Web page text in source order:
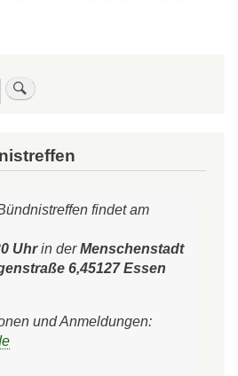
findet am
Uhrin derMenschenstadt
6,45127 Essen
und Anmeldungen: